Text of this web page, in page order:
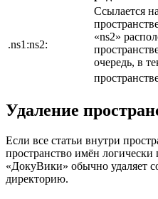
.ns1:ns2:
Ссылается
«ns2»
очередь, в
Удаление
Если все статьи внутри
пространство имён логически
«ДокуВики» обычно удаляет
директорию.